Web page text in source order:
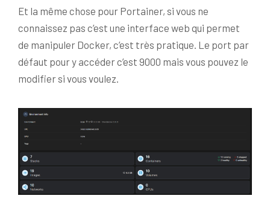
Et la même chose pour Portainer, si vous ne
connaissez pas c’est une interface web qui permet
de manipuler Docker, c’est très pratique. Le port par
défaut pour y accéder c’est 9000 mais vous pouvez le
modifier si vous voulez.